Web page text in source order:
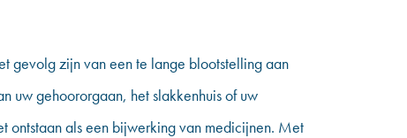
gevolg zijn van een te lange blootstelling aan
uw gehoororgaan, het slakkenhuis of uw
ontstaan als een bijwerking van medicijnen. Met